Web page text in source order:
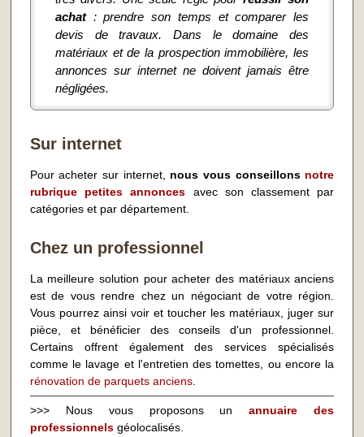
achat: prendre son temps et comparer les
devis de travaux. Dans le domaine des
matériaux et de la prospection immobilière, les
annonces sur internet ne doivent jamais être
négligées.
Sur internet
Pour acheter sur internet, nous vous conseillons notre
rubrique petites annonces avec son classement par
catégories et par département.
Chez un professionnel
La meilleure solution pour acheter des matériaux anciens
est de vous rendre chez un négociant de votre région.
Vous pourrez ainsi voir et toucher les matériaux, juger sur
pièce, et bénéficier des conseils d'un professionnel.
Certains offrent également des services spécialisés
comme le lavage et l'entretien des tomettes, ou encore la
rénovation de parquets anciens.
>>> Nous vous proposons unannuaire des
professionnelsgéolocalisés.